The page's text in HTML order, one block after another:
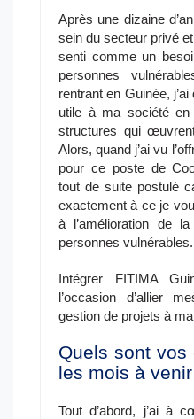
Après une dizaine
sein du secteur privé
senti comme un
personnes
rentrant en Guinée,
utile à ma société en
structures qui
Alors, quand j’ai vu
pour ce poste de
tout de suite postulé
exactement à ce je
à l’amélioration de
personnes vulnérables.
Intégrer FITIMA
l’occasion d’allier
gestion de projets à
Quels sont vos
les mois à
Tout d’abord, j’ai à